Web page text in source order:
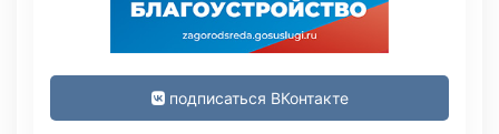
подписаться ВКонтакте